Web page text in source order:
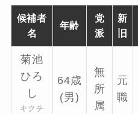
候補者
名
年齢
党
派
新
旧
菊池
ひろ
し
キクチ
64歳
(男)
無
所
属
元
職